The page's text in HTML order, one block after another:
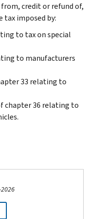
credit or refund of,
tax imposed by:
to tax on special
to manufacturers
33 relating to
chapter 36 relating to